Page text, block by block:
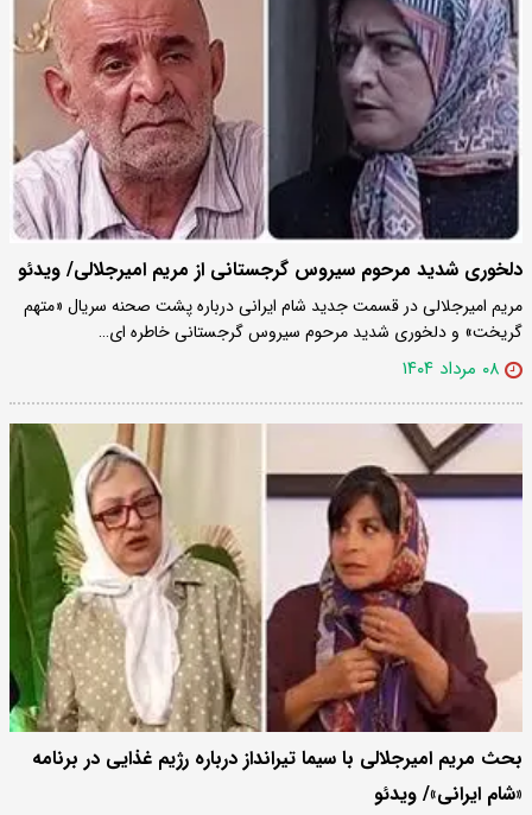
دلخوری شدید مرحوم سیروس گرجستانی از مریم امیرجلالی/ ویدئو
مریم امیرجلالی در قسمت جدید شام ایرانی درباره پشت صحنه سریال «متهم
گریخت» و دلخوری شدید مرحوم سیروس گرجستانی خاطره ای…
۰۸ مرداد ۱۴۰۴
بحث مریم امیرجلالی با سیما تیرانداز درباره رژیم غذایی در برنامه
«شام ایرانی»/ ویدئو